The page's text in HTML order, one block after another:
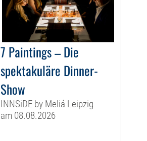
7 Paintings – Die
spektakuläre Dinner-
Show
INNSiDE by Meliá Leipzig
am 08.08.2026